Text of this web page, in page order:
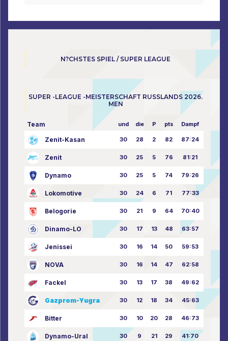
N?CHSTES SPIEL / SUPER LEAGUE
SUPER -LEAGUE -MEISTERSCHAFT RUSSLANDS 2026.
MEN
Team und die P pts Dampf
Zenit-Kasan 30 28 2 82 87:24
Zenit 30 25 5 76 81:21
Dynamo 30 25 5 74 79:26
Lokomotive 30 24 6 71 77:33
Belogorie 30 21 9 64 70:40
Dinamo-LO 30 17 13 48 63:57
Jenissei 30 16 14 50 59:53
NOVA 30 16 14 47 62:58
Fackel 30 13 17 38 49:62
Gazprom-Yugra 30 12 18 34 45:63
Bitter 30 10 20 28 46:73
Dynamo-Ural 30 9 21 29 41:70